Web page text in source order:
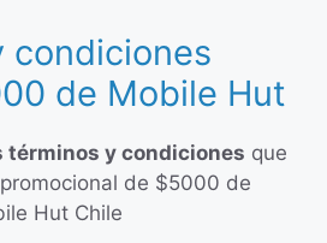
condiciones
de Mobile Hut
términos y condiciones que
de $5000 de
Hut Chile